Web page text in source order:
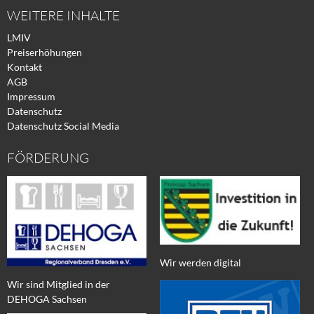
WEITERE INHALTE
LMIV
Preiserhöhungen
Kontakt
AGB
Impressum
Datenschutz
Datenschutz Social Media
FÖRDERUNG
Wir sind Mitglied in der
DEHOGA Sachsen
Wir werden digital